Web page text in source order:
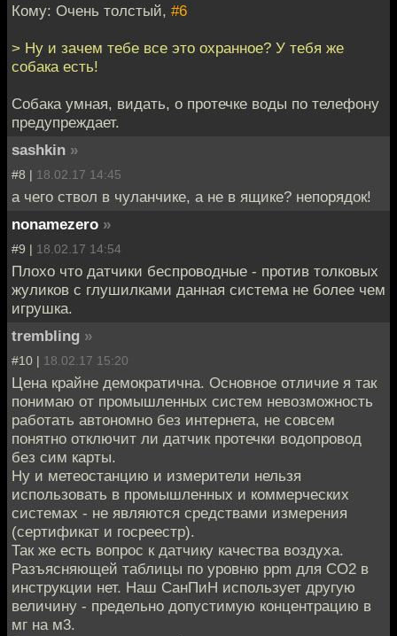
Кому: Очень толстый, #6
> Ну и зачем тебе все это охранное? У тебя же
собака есть!
Собака умная, видать, о протечке воды по телефону
предупреждает.
sashkin »
#8 | 18.02.17 14:45
а чего ствол в чуланчике, а не в ящике? непорядок!
nonamezero »
#9 | 18.02.17 14:54
Плохо что датчики беспроводные - против толковых
жуликов с глушилками данная система не более чем
игрушка.
trembling »
#10 | 18.02.17 15:20
Цена крайне демократична. Основное отличие я так
понимаю от промышленных систем невозможность
работать автономно без интернета, не совсем
понятно отключит ли датчик протечки водопровод
без сим карты.
Ну и метеостанцию и измерители нельзя
использовать в промышленных и коммерческих
системах - не являются средствами измерения
(сертификат и госреестр).
Так же есть вопрос к датчику качества воздуха.
Разъясняющей таблицы по уровню ppm для СО2 в
инструкции нет. Наш СанПиН использует другую
величину - предельно допустимую концентрацию в
мг на м3.